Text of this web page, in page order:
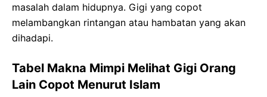
masalah dalam hidupnya. Gigi yang copot
melambangkan rintangan atau hambatan yang akan
dihadapi.
Tabel Makna Mimpi Melihat Gigi Orang
Lain Copot Menurut Islam